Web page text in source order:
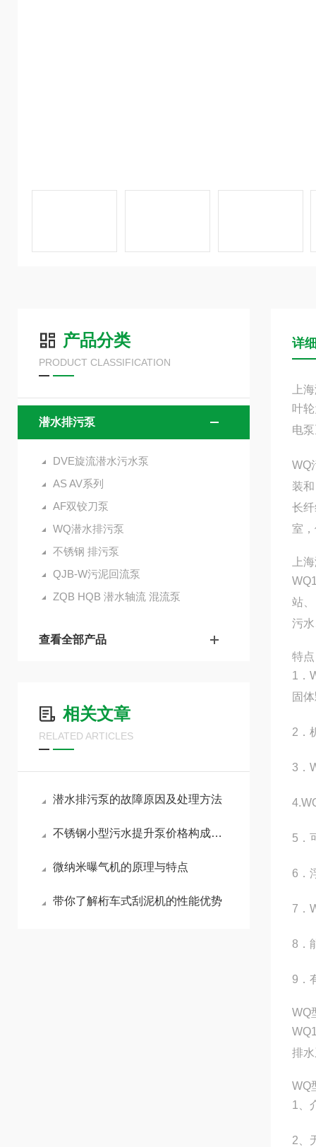
产品分类
PRODUCT CLASSIFICATION
潜水排污泵
DVE旋流潜水污水泵
AS AV系列
AF双铰刀泵
WQ潜水排污泵
不锈钢 排污泵
QJB-W污泥回流泵
ZQB HQB 潜水轴流 混流泵
查看全部产品
相关文章
RELATED ARTICLES
潜水排污泵的故障原因及处理方法
不锈钢小型污水提升泵价格构成分析
微纳米曝气机的原理与特点
带你了解桁车式刮泥机的性能优势
详
上
叶
电
WQ
装
长
室
上
站
污
特点
1．
固
2．
3．
5．
6．
7．
8．
9．
WQ
排
WQ
1、
2、